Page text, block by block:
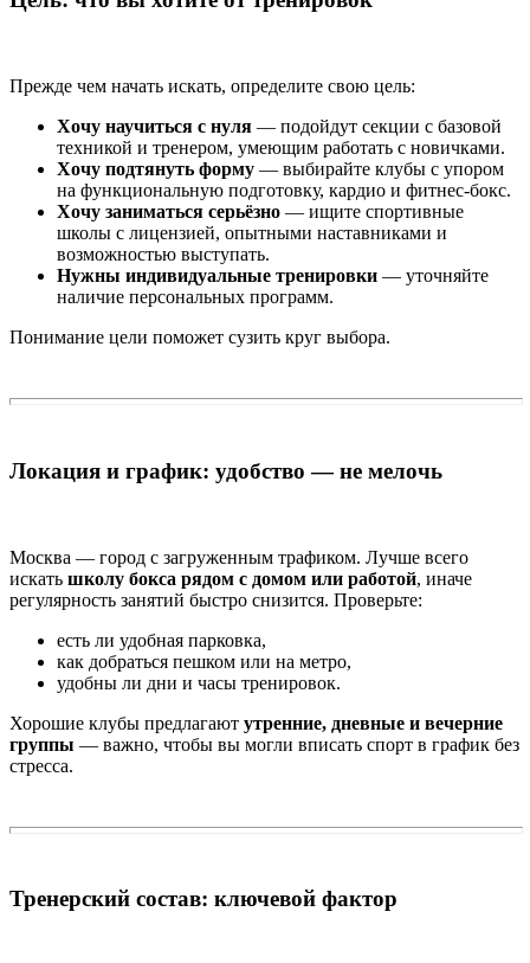
Прежде чем начать искать, определите свою цель:
Хочу научиться с нуля — подойдут секции с базовой
техникой и тренером, умеющим работать с новичками.
Хочу подтянуть форму — выбирайте клубы с упором
на функциональную подготовку, кардио и фитнес-бокс.
Хочу заниматься серьёзно — ищите спортивные
школы с лицензией, опытными наставниками и
возможностью выступать.
Нужны индивидуальные тренировки — уточняйте
наличие персональных программ.
Понимание цели поможет сузить круг выбора.
Локация и график: удобство — не мелочь
Москва — город с загруженным трафиком. Лучше всего
искать школу бокса рядом с домом или работой, иначе
регулярность занятий быстро снизится. Проверьте:
есть ли удобная парковка,
как добраться пешком или на метро,
удобны ли дни и часы тренировок.
Хорошие клубы предлагают утренние, дневные и вечерние
группы — важно, чтобы вы могли вписать спорт в график без
стресса.
Тренерский состав: ключевой фактор